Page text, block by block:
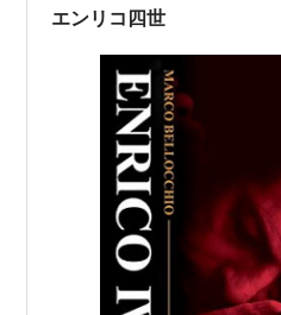
この商品
Prince of
出版社/メーカ
発売日:
メディア: VHS
クリック: 7回
この商品を含
エンリコ四世